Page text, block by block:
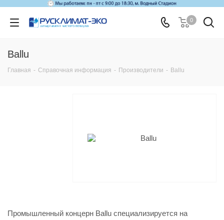
0
Ballu
Главная - Справочная информация - Производители - Ballu
Промышленный концерн Ballu специализируется на